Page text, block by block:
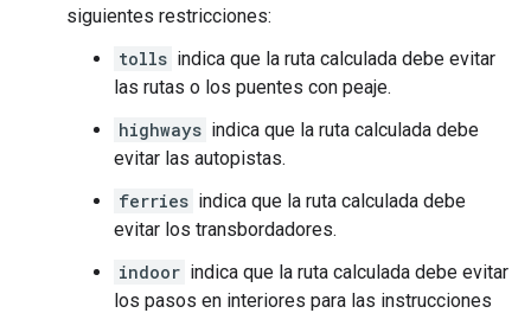
siguientes restricciones:
tolls indica que la ruta calculada debe evitar
las rutas o los puentes con peaje.
highways indica que la ruta calculada debe
evitar las autopistas.
ferries indica que la ruta calculada debe
evitar los transbordadores.
indoor indica que la ruta calculada debe evitar
los pasos en interiores para las instrucciones